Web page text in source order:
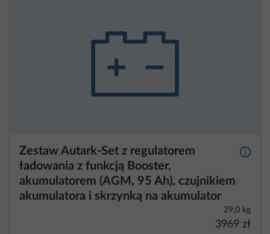
Zestaw Autark-Set z regulatorem
ładowania z funkcją Booster,
akumulatorem (AGM, 95 Ah), czujnikiem
akumulatora i skrzynką na akumulator
29,0 kg
3969 zł